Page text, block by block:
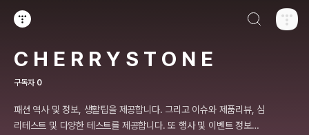
C H E R R Y S T O N E
구독자 0
패션 역사 및 정보, 생활팁을 제공합니다. 그리고 이슈와 제품리뷰, 심
리테스트 및 다양한 테스트를 제공합니다. 또 행사 및 이벤트 정보를